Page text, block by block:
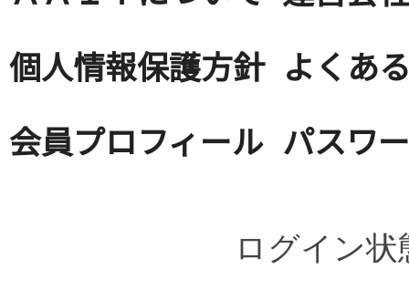
個人情報保護方針 よくあ
会員プロフィール パスワ
ログイン